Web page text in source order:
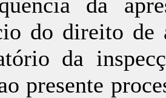
do direito de
da
presente